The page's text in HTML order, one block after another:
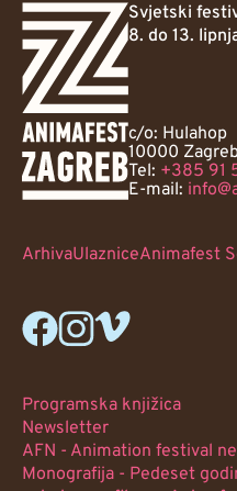
Svjetski
8. do 13.
c/o: Hulahop
10000
Tel: +385 91
E-mail:
ArhivaUlazniceAnimafest
Programska knjižica
Newsletter
AFN - Animation festival
Monografija - Pedeset